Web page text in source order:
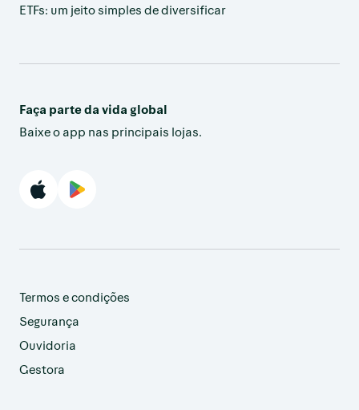
ETFs: um jeito simples de diversificar
Faça parte da vida global
Baixe o app nas principais lojas.
Termos e condições
Segurança
Ouvidoria
Gestora